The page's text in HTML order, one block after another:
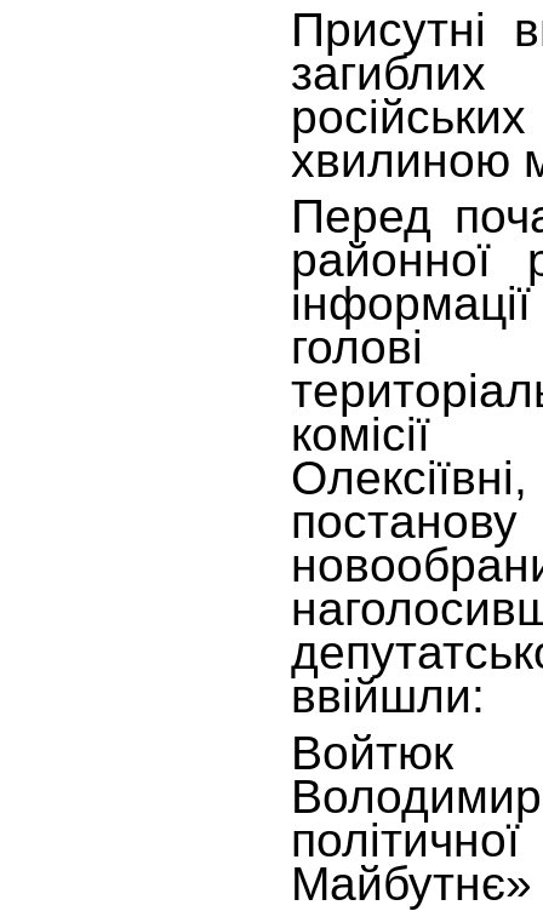
Присутні
хвилиною
Перед
комісії
ввійшли:
Майбутнє»